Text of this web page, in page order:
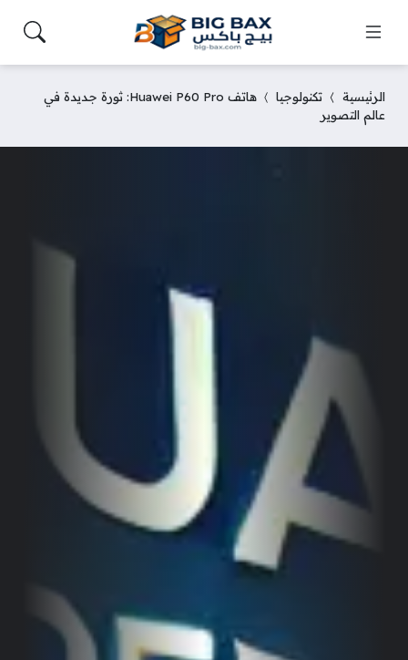
الرئيسية تكنولوجيا
هاتف Huawei P60 Pro: ثورة جديدة في
عالم التصوير